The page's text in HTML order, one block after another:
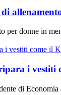
per donne in
i vestiti
di